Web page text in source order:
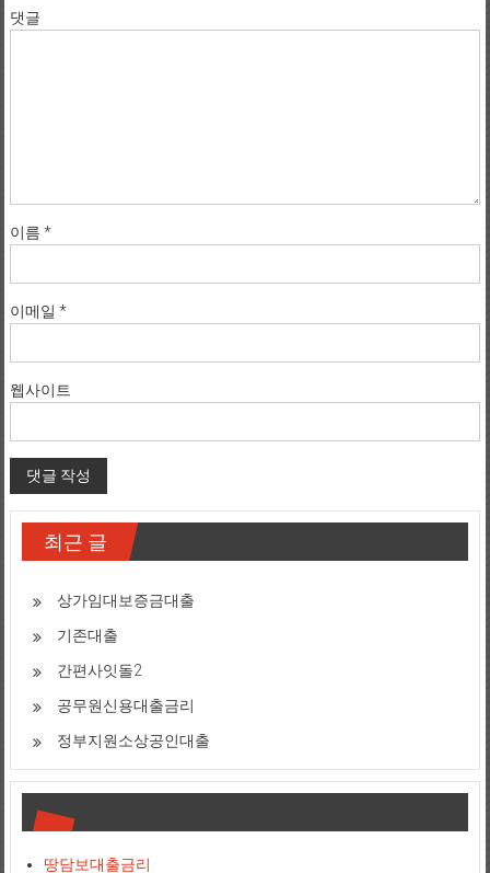
댓글
이름 *
이메일 *
웹사이트
최근 글
상가임대보증금대출
기존대출
간편사잇돌2
공무원신용대출금리
정부지원소상공인대출
땅담보대출금리